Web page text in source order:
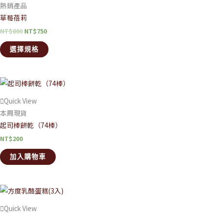
熱銷產品
草莓蓓莉
NT$800 NT$750
選擇規格
Quick View
本周現貨
起司棒餅乾（74棒）
NT$200
加入購物車
Quick View